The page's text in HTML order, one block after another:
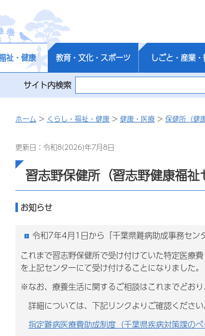
祉・健康 教育・文化・スポーツ しごと・産業
サイト内検索
ホーム > くらし・福祉・健康 > 健康・医療 > 保健所（健
更新日：令和8(2026)年7月8日
習志野保健所（習志野健康福祉
お知らせ
令和7年4月1日から「千葉県難病助成事務セン
これまで習志野保健所で受け付けていた特定医療
を上記センターにて受け付けることになりました。
※なお、療養生活に関するご相談はこれまでどおり
詳細については、下記リンクよりご確認ください
指定難病医療費助成制度（千葉県疾病対策課のペ